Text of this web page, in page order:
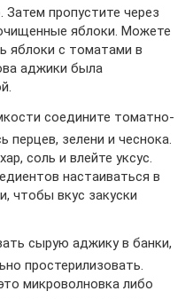
пропустите через
яблоки. Можете
яблоки с томатами в
аджики была
соедините томатно-
перцев, зелени и чеснока.
соль и влейте уксус.
настаиваться в
чтобы вкус закуски
сырую аджику в банки,
простерилизовать.
микроволновка либо